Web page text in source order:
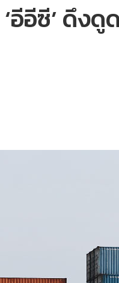
อีอีซี’ ดึง